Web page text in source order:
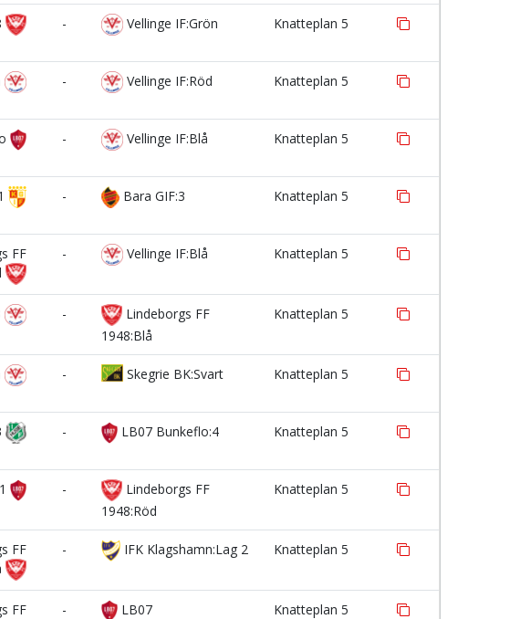
- Vellinge IF:Grön Knatteplan 5
- Vellinge IF:Röd Knatteplan 5
- Vellinge IF:Blå Knatteplan 5
- Bara GIF:3 Knatteplan 5
FF
- Vellinge IF:Blå Knatteplan 5
-
Lindeborgs FF
1948:Blå
Knatteplan 5
- Skegrie BK:Svart Knatteplan 5
- LB07 Bunkeflo:4 Knatteplan 5
-
Lindeborgs FF
1948:Röd
Knatteplan 5
FF
- IFK Klagshamn:Lag 2 Knatteplan 5
FF
-
LB07
Knatteplan 5